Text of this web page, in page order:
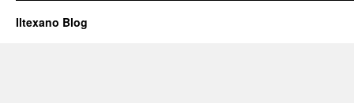
Iltexano Blog